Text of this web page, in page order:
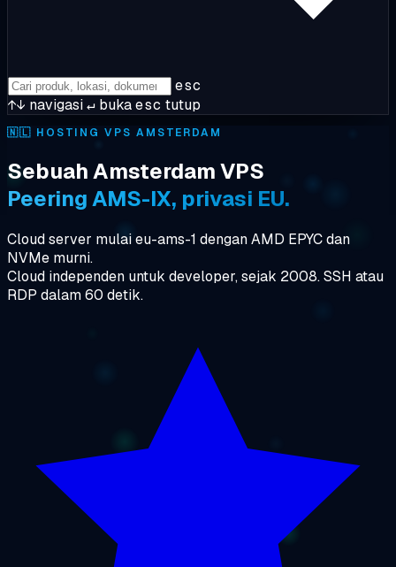
esc
↑↓ navigasi↵ bukaesc tutup
🇳🇱 HOSTING VPS AMSTERDAM
Sebuah Amsterdam VPS
Peering AMS-IX, privasi EU.
Cloud server mulai eu-ams-1 dengan AMD EPYC dan
NVMe murni.
Cloud independen untuk developer, sejak 2008. SSH atau
RDP dalam 60 detik.